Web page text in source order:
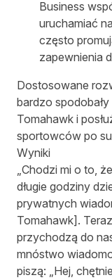
Business
uruchamiać
często
zapewnienia
Dostosowane
bardzo
Tomahawk i
sportowców po
Wyniki
„Chodzi mi o to,
długie godziny
prywatnych
Tomahawk].
przychodzą do
mnóstwo
piszą: „Hej,